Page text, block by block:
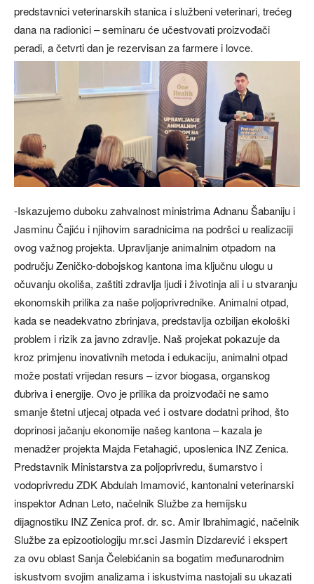
predstavnici veterinarskih stanica i službeni veterinari, trećeg
dana na radionici – seminaru će učestvovati proizvođači
peradi, a četvrti dan je rezervisan za farmere i lovce.
-Iskazujemo duboku zahvalnost ministrima Adnanu Šabaniju i
Jasminu Čajiću i njihovim saradnicima na podršci u realizaciji
ovog važnog projekta. Upravljanje animalnim otpadom na
području Zeničko-dobojskog kantona ima ključnu ulogu u
očuvanju okoliša, zaštiti zdravlja ljudi i životinja ali i u stvaranju
ekonomskih prilika za naše poljoprivrednike. Animalni otpad,
kada se neadekvatno zbrinjava, predstavlja ozbiljan ekološki
problem i rizik za javno zdravlje. Naš projekat pokazuje da
kroz primjenu inovativnih metoda i edukaciju, animalni otpad
može postati vrijedan resurs – izvor biogasa, organskog
đubriva i energije. Ovo je prilika da proizvođači ne samo
smanje štetni utjecaj otpada već i ostvare dodatni prihod, što
doprinosi jačanju ekonomije našeg kantona – kazala je
menadžer projekta Majda Fetahagić, uposlenica INZ Zenica.
Predstavnik Ministarstva za poljoprivredu, šumarstvo i
vodoprivredu ZDK Abdulah Imamović, kantonalni veterinarski
inspektor Adnan Leto, načelnik Službe za hemijsku
dijagnostiku INZ Zenica prof. dr. sc. Amir Ibrahimagić, načelnik
Službe za epizootiologiju mr.sci Jasmin Dizdarević i ekspert
za ovu oblast Sanja Čelebićanin sa bogatim međunarodnim
iskustvom svojim analizama i iskustvima nastojali su ukazati